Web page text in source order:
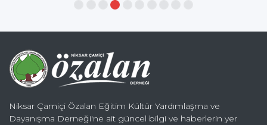
Niksar Çamiçi Özalan Eğitim Kültür Yardımlaşma ve
Dayanışma Derneği'ne ait güncel bilgi ve haberlerin yer